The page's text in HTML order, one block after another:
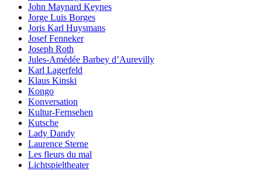
John Maynard Keynes
Jorge Luis Borges
Joris Karl Huysmans
Josef Fenneker
Joseph Roth
Jules-Amédée Barbey d’Aurevilly
Karl Lagerfeld
Klaus Kinski
Kongo
Konversation
Kultur-Fernsehen
Kutsche
Lady Dandy
Laurence Sterne
Les fleurs du mal
Lichtspieltheater